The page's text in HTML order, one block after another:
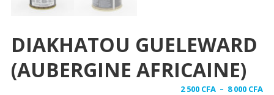
DIAKHATOU GUELEWARD
(AUBERGINE AFRICAINE)
2 500 CFA – 8 000 CFA